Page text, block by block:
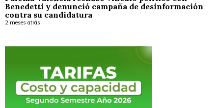
Benedetti y denunció campaña de desinformación
contra su candidatura
2 meses atrás